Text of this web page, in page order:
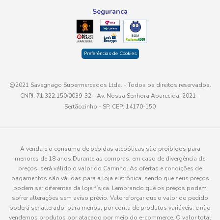
Segurança
Preferências de Cookies
@2021 Savegnago Supermercados Ltda. - Todos os direitos reservados.
CNPJ: 71.322.150/0039-32 - Av. Nossa Senhora Aparecida, 2021 -
Sertãozinho - SP, CEP: 14170-150
A venda e o consumo de bebidas alcoólicas são proibidos para
menores de 18 anos.Durante as compras, em caso de divergência de
preços, será válido o valor do Carrinho. As ofertas e condições de
pagamentos são válidas para a loja eletrônica, sendo que seus preços
podem ser diferentes da loja física. Lembrando que os preços podem
sofrer alterações sem aviso prévio. Vale reforçar que o valor do pedido
poderá ser alterado, para menos, por conta de produtos variáveis; e não
vendemos produtos por atacado por meio do e-commerce. O valor total